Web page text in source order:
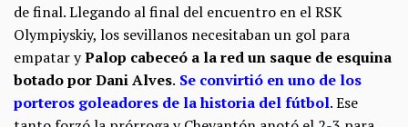
de final. Llegando al final del encuentro en el RSK
Olympiyskiy, los sevillanos necesitaban un gol para
empatar yPalop cabeceó a la red un saque de esquina
botado por Dani Alves. Se convirtió en uno de los
porteros goleadores de la historia del fútbol. Ese